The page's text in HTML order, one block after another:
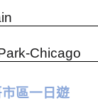
Chicago
區一日遊